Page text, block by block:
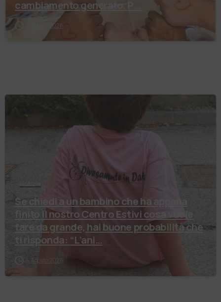
4 Agosto 2026
Se chiedi a un bambino che ha appena
finito il nostro Centro Estivi cosa vuole
fare da grande, hai buone probabilità che
ti risponda: “L’ani…
4 Agosto 2026